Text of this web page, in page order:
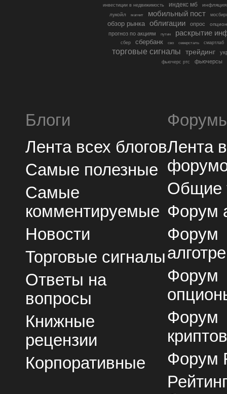
инвестиции в недвижимость индекс мб
инфляция
лукойл
магнит мобильный пост
обзор рынка облигации опрос
прогноз по акциям путин раскрытие
сбер сбербанк сво северсталь смартлаб
торговые сигналы трейдинг
фьючерс ртс фьючерсы
Блоги
Лента всех блогов
Самые полезные
Самые
комментируемые
Новости
Торговые сигналы
Ответы на
вопросы
Книжные
рецензии
Корпоративные
Лента
Общие
Форум
Форум
Форум
Форум
Форум